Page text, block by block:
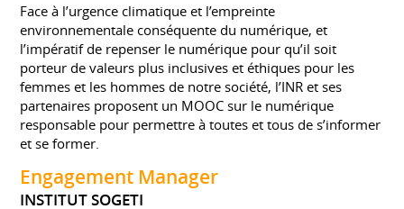
Face à l’urgence climatique et l’empreinte
environnementale conséquente du numérique, et
l’impératif de repenser le numérique pour qu’il soit
porteur de valeurs plus inclusives et éthiques pour les
femmes et les hommes de notre société, l’INR et ses
partenaires proposent un MOOC sur le numérique
responsable pour permettre à toutes et tous de s’informer
et se former.
Engagement Manager
INSTITUT SOGETI